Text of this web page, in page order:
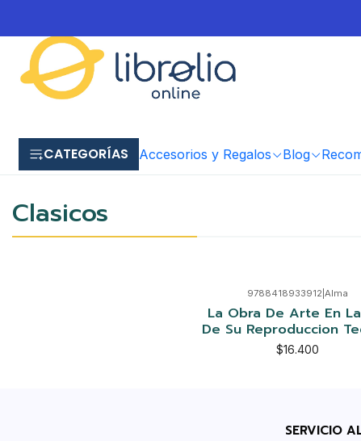
CATEGORÍAS Accesorios y Regalos Blog
Clasicos
Agotado
9788418933912 Alma
La Obra De Arte En
De Su Reproduccion
$16.400
SERVICIO